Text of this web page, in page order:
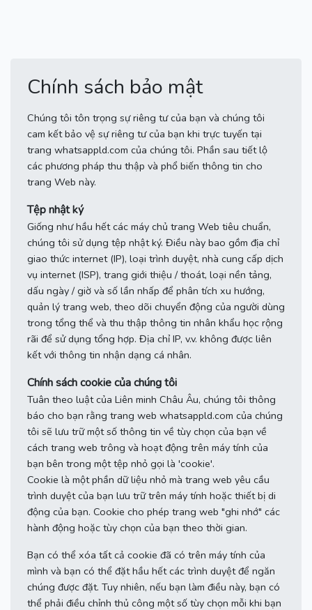
Chính sách bảo mật
Chúng tôi tôn trọng sự riêng tư của bạn và chúng tôi
cam kết bảo vệ sự riêng tư của bạn khi trực tuyến tại
trang whatsappld.com của chúng tôi. Phần sau tiết lộ
các phương pháp thu thập và phổ biến thông tin cho
trang Web này.
Tệp nhật ký
Giống như hầu hết các máy chủ trang Web tiêu chuẩn,
chúng tôi sử dụng tệp nhật ký. Điều này bao gồm địa chỉ
giao thức internet (IP), loại trình duyệt, nhà cung cấp dịch
vụ internet (ISP), trang giới thiệu / thoát, loại nền tảng,
dấu ngày / giờ và số lần nhấp để phân tích xu hướng,
quản lý trang web, theo dõi chuyển động của người dùng
trong tổng thể và thu thập thông tin nhân khẩu học rộng
rãi để sử dụng tổng hợp. Địa chỉ IP, v.v. không được liên
kết với thông tin nhận dạng cá nhân.
Chính sách cookie của chúng tôi
Tuân theo luật của Liên minh Châu Âu, chúng tôi thông
báo cho bạn rằng trang web whatsappld.com của chúng
tôi sẽ lưu trữ một số thông tin về tùy chọn của bạn về
cách trang web trông và hoạt động trên máy tính của
bạn bên trong một tệp nhỏ gọi là 'cookie'.
Cookie là một phần dữ liệu nhỏ mà trang web yêu cầu
trình duyệt của bạn lưu trữ trên máy tính hoặc thiết bị di
động của bạn. Cookie cho phép trang web "ghi nhớ" các
hành động hoặc tùy chọn của bạn theo thời gian.
Bạn có thể xóa tất cả cookie đã có trên máy tính của
mình và bạn có thể đặt hầu hết các trình duyệt để ngăn
chúng được đặt. Tuy nhiên, nếu bạn làm điều này, bạn có
thể phải điều chỉnh thủ công một số tùy chọn mỗi khi bạn